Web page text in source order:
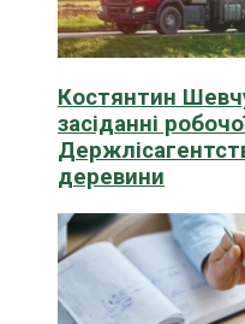
Костянтин
засіданні
деревини